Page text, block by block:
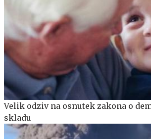
Velik odziv na osnutek zakona o
skladu